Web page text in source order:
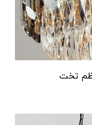
تخت